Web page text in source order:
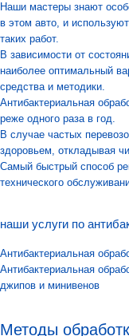
Наши мастеры знают
в этом авто, и
таких работ.
В зависимости от
наиболее оптимальный
средства и методики.
Антибактериальная
реже одного раза в год.
В случае частых
здоровьем, откладывая
Самый быстрый способ
технического
наши услуги по
Антибактериальная
Антибактериальная
джипов и минивенов
Методы